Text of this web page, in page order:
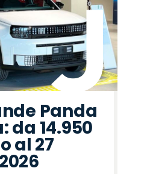
Panda
da 14.950
al 27